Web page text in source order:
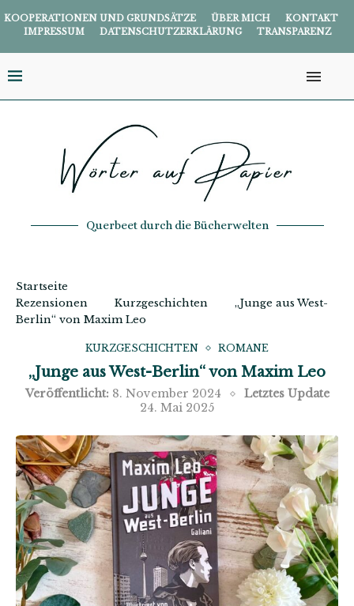
KOOPERATIONEN UND GRUNDSÄTZE ÜBER MICH
KONTAKT
IMPRESSUM
DATENSCHUTZERKLÄRUNG TRANSPARENZ
Querbeet durch die Bücherwelten
Startseite
Rezensionen
Kurzgeschichten
„Junge aus West-
Berlin“ von Maxim Leo
KURZGESCHICHTEN ROMANE
„Junge aus West-Berlin“ von Maxim Leo
Veröffentlicht: 8. November 2024
Letztes Update
24. Mai 2025